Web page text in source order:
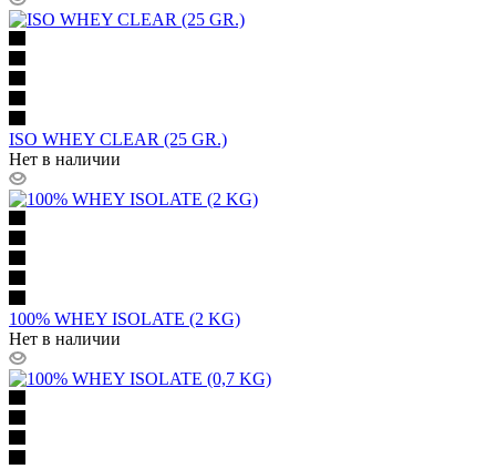
ISO WHEY CLEAR (25 GR.)
Нет в наличии
100% WHEY ISOLATE (2 KG)
Нет в наличии